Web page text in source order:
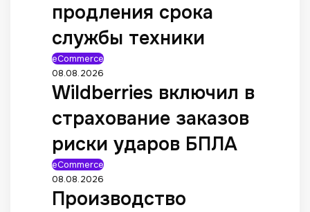
продления срока
службы техники
eCommerce
08.08.2026
Wildberries включил в
страхование заказов
риски ударов БПЛА
eCommerce
08.08.2026
Производство